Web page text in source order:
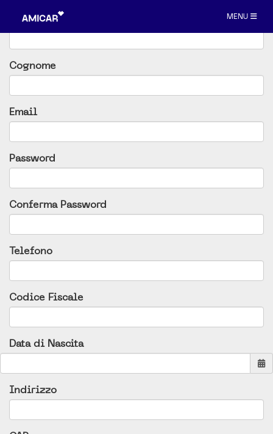
TOGGLE
MENU
Nome
Cognome
Email
Password
Conferma Password
Telefono
Codice Fiscale
Data di Nascita
Indirizzo